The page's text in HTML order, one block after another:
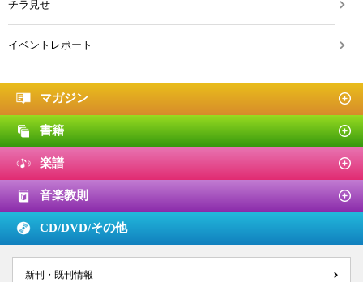
チラ見せ
イベントレポート
マガジン
書籍
楽譜
音楽教則
CD/DVD/その他
新刊・既刊情報